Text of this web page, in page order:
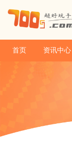
首页 资讯中心